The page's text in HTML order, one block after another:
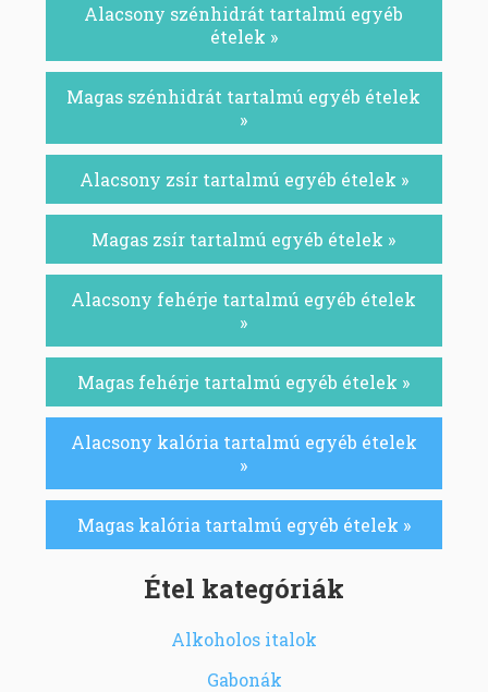
Alacsony szénhidrát tartalmú egyéb
ételek »
Magas szénhidrát tartalmú egyéb ételek
»
Alacsony zsír tartalmú egyéb ételek »
Magas zsír tartalmú egyéb ételek »
Alacsony fehérje tartalmú egyéb ételek
»
Magas fehérje tartalmú egyéb ételek »
Alacsony kalória tartalmú egyéb ételek
»
Magas kalória tartalmú egyéb ételek »
Étel kategóriák
Alkoholos italok
Gabonák